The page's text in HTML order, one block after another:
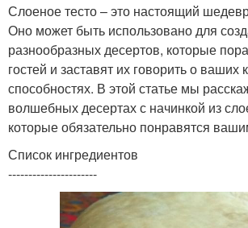
Слоеное тесто – это настоящий
Оно может быть использовано для
разнообразных десертов, которые
гостей и заставят их говорить о ваших
способностях. В этой статье мы
волшебных десертах с начинкой из
которые обязательно понравятся
Список ингредиентов
----------------------